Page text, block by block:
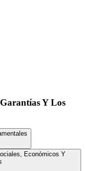
Y Los
Económicos Y